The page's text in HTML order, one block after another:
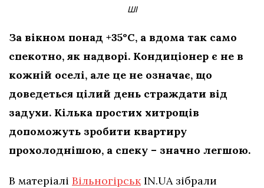
ШІ
За вікном понад +35°C, а вдома так само
спекотно, як надворі. Кондиціонер є не в
кожній оселі, але це не означає, що
доведеться цілий день страждати від
задухи. Кілька простих хитрощів
допоможуть зробити квартиру
прохолоднішою, а спеку – значно легшою.
В матеріалі Вільногірськ IN.UA зібрали